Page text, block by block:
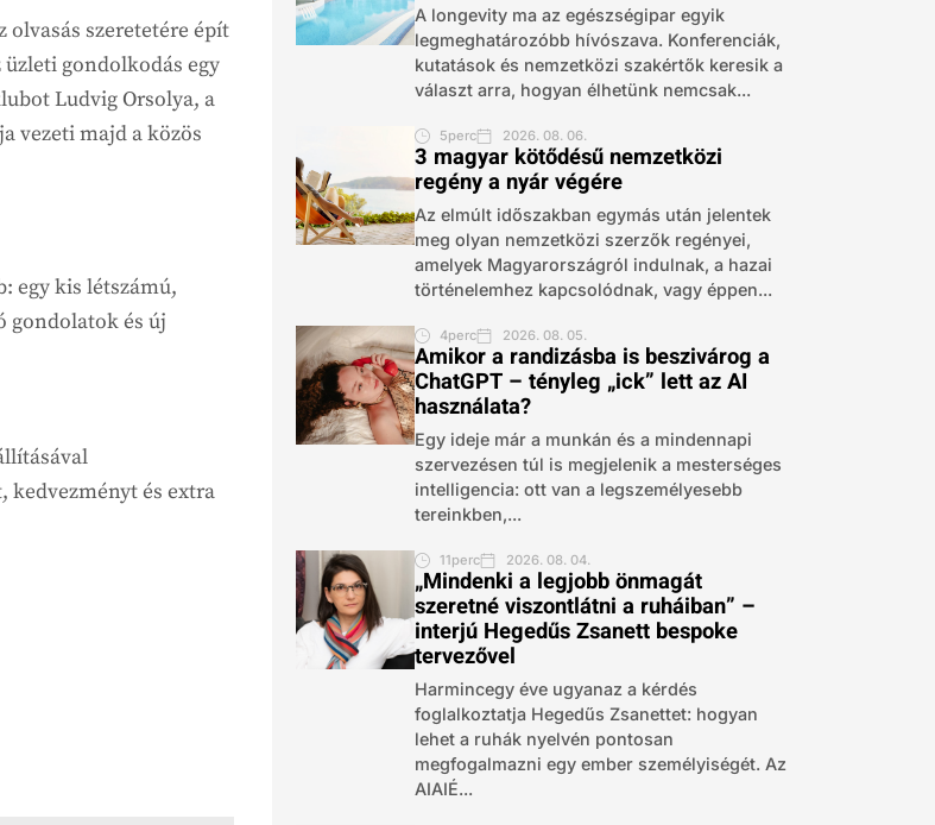
olvasás szeretetére épít
üzleti gondolkodás egy
Ludvig Orsolya, a
vezeti majd a közös
egy kis létszámú,
gondolatok és új
kedvezményt és extra
A longevity ma az egészségipar egyik
legmeghatározóbb hívószava. Konferenciák,
kutatások és nemzetközi szakértők keresik a
választ arra, hogyan élhetünk nemcsak...
5perc 2026. 08. 06.
3 magyar kötődésű nemzetközi
regény a nyár végére
Az elmúlt időszakban egymás után jelentek
meg olyan nemzetközi szerzők regényei,
amelyek Magyarországról indulnak, a hazai
történelemhez kapcsolódnak, vagy éppen...
4perc 2026. 08. 05.
Amikor a randizásba is beszivárog a
ChatGPT – tényleg „ick” lett az AI
használata?
Egy ideje már a munkán és a mindennapi
szervezésen túl is megjelenik a mesterséges
intelligencia: ott van a legszemélyesebb
tereinkben,...
11perc 2026. 08. 04.
„Mindenki a legjobb önmagát
szeretné viszontlátni a ruháiban” –
interjú Hegedűs Zsanett bespoke
tervezővel
Harmincegy éve ugyanaz a kérdés
foglalkoztatja Hegedűs Zsanettet: hogyan
lehet a ruhák nyelvén pontosan
megfogalmazni egy ember személyiségét. Az
AIAIÉ...